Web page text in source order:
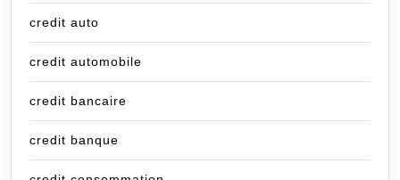
credit auto
credit automobile
credit bancaire
credit banque